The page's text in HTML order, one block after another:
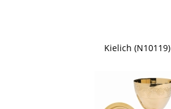
Kielich (N10119)